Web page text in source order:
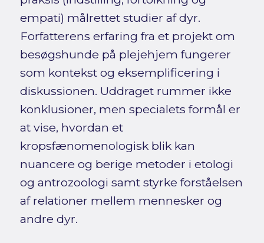
empati) målrettet studier af dyr.
Forfatterens erfaring fra et projekt om
besøgshunde på plejehjem fungerer
som kontekst og eksemplificering i
diskussionen. Uddraget rummer ikke
konklusioner, men specialets formål er
at vise, hvordan et
kropsfænomenologisk blik kan
nuancere og berige metoder i etologi
og antrozoologi samt styrke forståelsen
af relationer mellem mennesker og
andre dyr.